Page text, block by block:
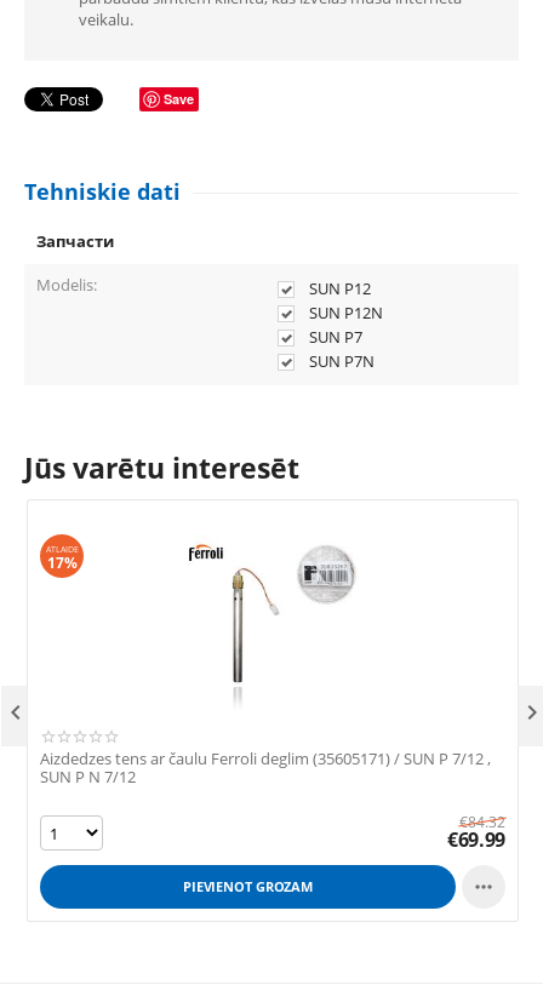
veikalu.
Save
Tehniskie dati
Запчасти
Modelis:
SUN P12
SUN P12N
SUN P7
SUN P7N
Jūs varētu interesēt
ATLAIDE
17%
Aizdedzes tens ar čaulu Ferroli deglim (35605171) / SUN P 7/12 ,
SUN P N 7/12
€84.32
€69.99
PIEVIENOT GROZAM 
